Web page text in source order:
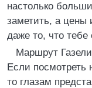
настолько
заметить, а цены
даже то, что
Маршрут
Если посмотреть
то глазам